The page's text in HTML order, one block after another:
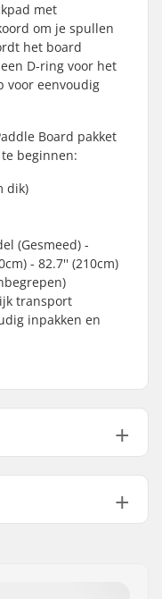
met
om je spullen
het board
D-ring voor het
voor eenvoudig
Board pakket
beginnen:
dik)
(Gesmeed) -
- 82.7'' (210cm)
transport
inpakken en
Race
(30")